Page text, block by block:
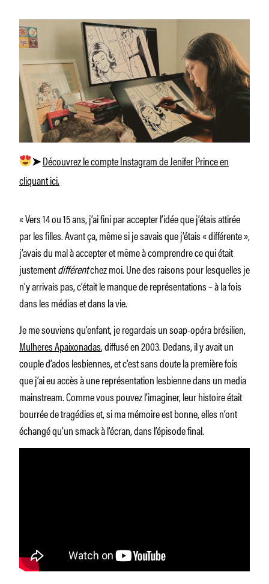
➤ Découvrez le compte Instagram de Jenifer Prince en
cliquant ici.
« Vers 14 ou 15 ans, j’ai fini par accepter l’idée que j’étais attirée
par les filles. Avant ça, même si je savais que j’étais « différente »,
j’avais du mal à accepter et même à comprendre ce qui était
justementdifférentchez moi. Une des raisons pour lesquelles je
n’y arrivais pas, c’était le manque de représentations – à la fois
dans les médias et dans la vie.
Je me souviens qu’enfant, je regardais un soap-opéra brésilien,
Mulheres Apaixonadas, diffusé en 2003. Dedans, il y avait un
couple d’ados lesbiennes, et c’est sans doute la première fois
que j’ai eu accès à une représentation lesbienne dans un media
mainstream. Comme vous pouvez l’imaginer, leur histoire était
bourrée de tragédies et, si ma mémoire est bonne, elles n’ont
échangé qu’un smack à l’écran, dans l’épisode final.